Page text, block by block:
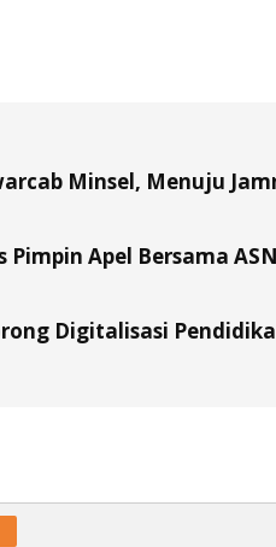
Minsel, Menuju
Apel Bersama
Digitalisasi